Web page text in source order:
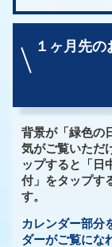
１ヶ月先の
背景が「緑色の
気がご覧いただ
ップすると「日
付」をタップす
す。
カレンダー部分
ダーがご覧にな